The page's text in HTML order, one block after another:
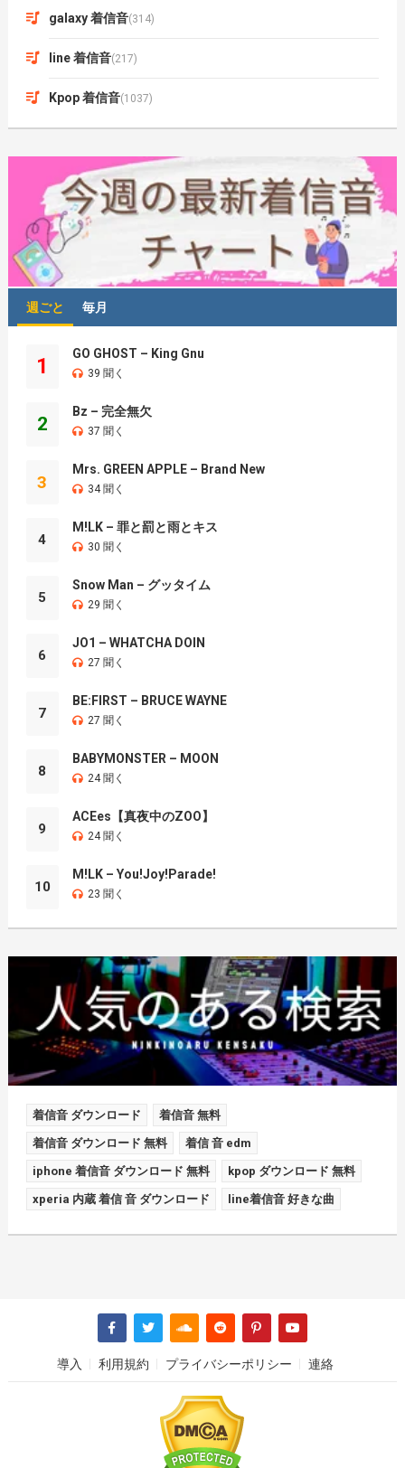
galaxy 着信音(314)
line 着信音(217)
Kpop 着信音(1037)
週ごと 毎月
1
GO GHOST – King Gnu
39 聞く
2
Bz – 完全無欠
37 聞く
3
Mrs. GREEN APPLE – Brand New
34 聞く
4
M!LK – 罪と罰と雨とキス
30 聞く
5
Snow Man – グッタイム
29 聞く
6
JO1 – WHATCHA DOIN
27 聞く
7
BE:FIRST – BRUCE WAYNE
27 聞く
8
BABYMONSTER – MOON
24 聞く
9
ACEes【真夜中のZOO】
24 聞く
10
M!LK – You!Joy!Parade!
23 聞く
着信音 ダウンロード 着信音 無料
着信音 ダウンロード 無料 着信 音 edm
iphone 着信音 ダウンロード 無料 kpop ダウンロード 無料
xperia 内蔵 着信 音 ダウンロード line着信音 好きな曲
導入 利用規約 プライバシーポリシー 連絡